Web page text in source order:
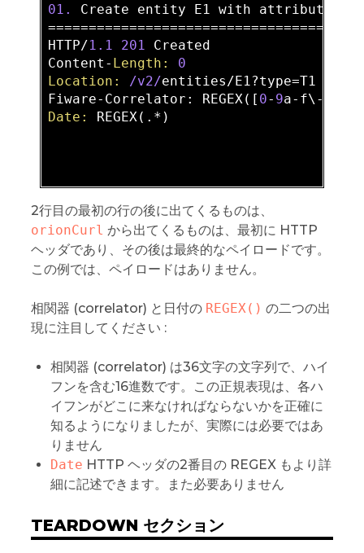
01.
Create entity E1 with attribute
HTTP/1.1 201
Created
Content- Length:
0
Location:
/v2/entities/E1?type=T1
Fiware-Correlator: REGEX([ 0- 9a-f\-]{
Date:
REGEX(.*)
2行目の最初の行の後に出てくるものは、
orionCurl から出てくるものは、最初に HTTP
ヘッダであり、その後は最終的なペイロードです。
この例では、ペイロードはありません。
相関器 (correlator) と日付の REGEX() の二つの出
現に注目してください :
相関器 (correlator) は36文字の文字列で、ハイ
フンを含む16進数です。この正規表現は、各ハ
イフンがどこに来なければならないかを正確に
知るようになりましたが、実際には必要ではあ
りません
Date HTTP ヘッダの2番目の REGEX もより詳
細に記述できます。また必要ありません
TEARDOWN セクション